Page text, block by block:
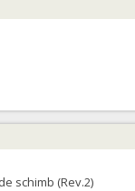
schimb (Rev.2)